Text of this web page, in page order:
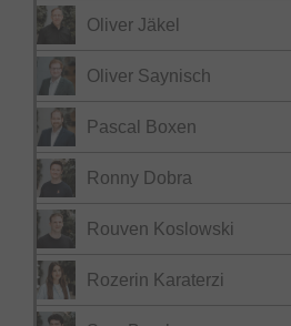
Oliver Jäkel
Oliver Saynisch
Pascal Boxen
Ronny Dobra
Rouven Koslowski
Rozerin Karaterzi